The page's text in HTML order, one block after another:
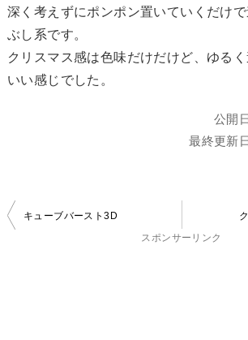
深く考えずにポンポン置いていくだけ
ぶし系です。
クリスマス感は色味だけだけど、ゆる
いい感じでした。
公開
最終更新
投
キューブバースト3D
スポンサーリンク